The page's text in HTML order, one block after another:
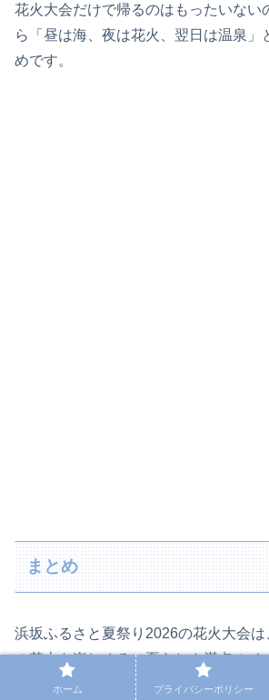
花火大会だけで帰るのはもったいない
ら「昼は海、夜は花火、翌日は温泉」
めです。
まとめ
浜坂ふるさと夏祭り2026の花火大会
の花火を楽しめる、夏らしさ満点のイ
ホーム プライバシーポリシー